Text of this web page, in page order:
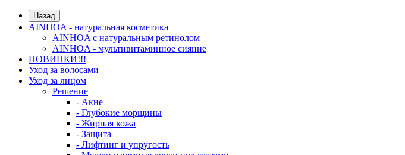
Назад
AINHOA - натуральная косметика
AINHOA с натуральным ретинолом
AINHOA - мультивитаминное сияние
НОВИНКИ!!!
Уход за волосами
Уход за лицом
Решение
- Акне
- Глубокие морщины
- Жирная кожа
- Защита
- Лифтинг и упругость